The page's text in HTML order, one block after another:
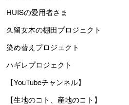
HUISの愛用者さま
久留女木の棚田プロジェクト
染め替えプロジェクト
ハギレプロジェクト
【YouTubeチャンネル】
【生地のコト、産地のコト】